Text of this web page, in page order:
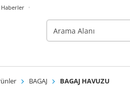
Haberler
BAGAJ BAGAJ HAVUZU